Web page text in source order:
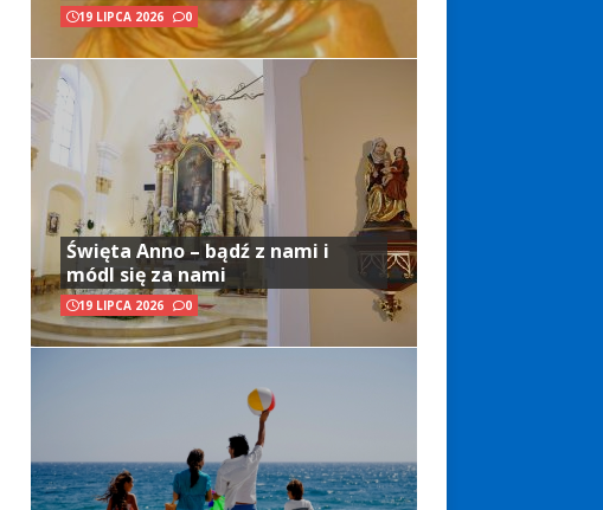
19 LIPCA 2026 0
Święta Anno – bądź z nami i
módl się za nami
19 LIPCA 2026 0